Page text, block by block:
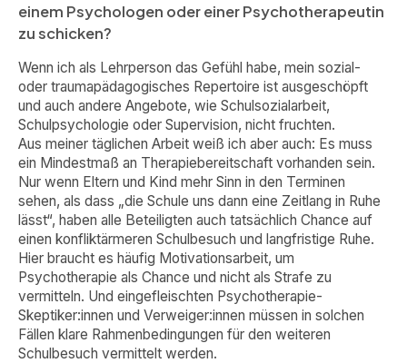
einem Psychologen oder einer Psychotherapeutin
zu schicken?
Wenn ich als Lehrperson das Gefühl habe, mein sozial-
oder traumapädagogisches Repertoire ist ausgeschöpft
und auch andere Angebote, wie Schulsozialarbeit,
Schulpsychologie oder Supervision, nicht fruchten.
Aus meiner täglichen Arbeit weiß ich aber auch: Es muss
ein Mindestmaß an Therapiebereitschaft vorhanden sein.
Nur wenn Eltern und Kind mehr Sinn in den Terminen
sehen, als dass „die Schule uns dann eine Zeitlang in Ruhe
lässt“, haben alle Beteiligten auch tatsächlich Chance auf
einen konfliktärmeren Schulbesuch und langfristige Ruhe.
Hier braucht es häufig Motivationsarbeit, um
Psychotherapie als Chance und nicht als Strafe zu
vermitteln. Und eingefleischten Psychotherapie-
Skeptiker:innen und Verweiger:innen müssen in solchen
Fällen klare Rahmenbedingungen für den weiteren
Schulbesuch vermittelt werden.